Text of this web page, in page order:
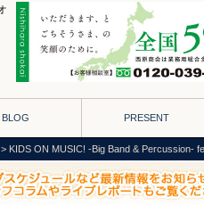
BLOG PRESENT
> KIDS ON MUSIC! -Big Band & Percussion-